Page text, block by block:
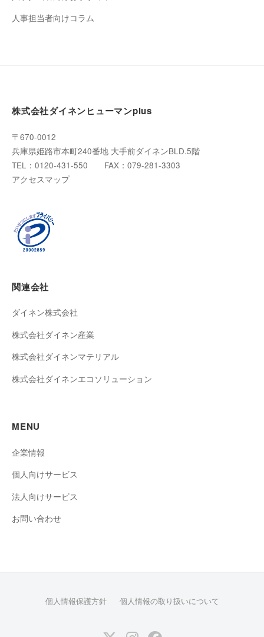
人事担当者向けコラム
株式会社ダイネンヒューマンplus
〒670-0012
兵庫県姫路市本町240番地 大手前ダイネンBLD.5階
TEL：0120-431-550 FAX：079-281-3303
アクセスマップ
関連会社
ダイネン株式会社
株式会社ダイネン産業
株式会社ダイネンマテリアル
株式会社ダイネンエコソリューション
MENU
企業情報
個人向けサービス
法人向けサービス
お問い合わせ
個人情報保護方針 個人情報の取り扱いについて